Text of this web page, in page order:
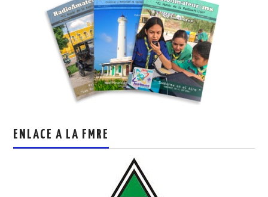
ENLACE A LA FMRE